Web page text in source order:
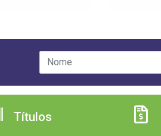
Títulos